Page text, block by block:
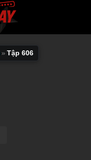
» Tập 606